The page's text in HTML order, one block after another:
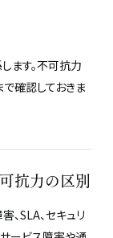
ます。不可抗力
確認しておきま
抗力の区別
SLA、セキュリ